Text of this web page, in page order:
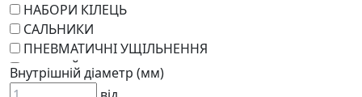
НАБОРИ КІЛЕЦЬ
САЛЬНИКИ
ПНЕВМАТИЧНІ УЩІЛЬНЕННЯ
РОТАЦІЙНІ
РЕМКОМПЛЕКТИ
Внутрішній діаметр (мм)